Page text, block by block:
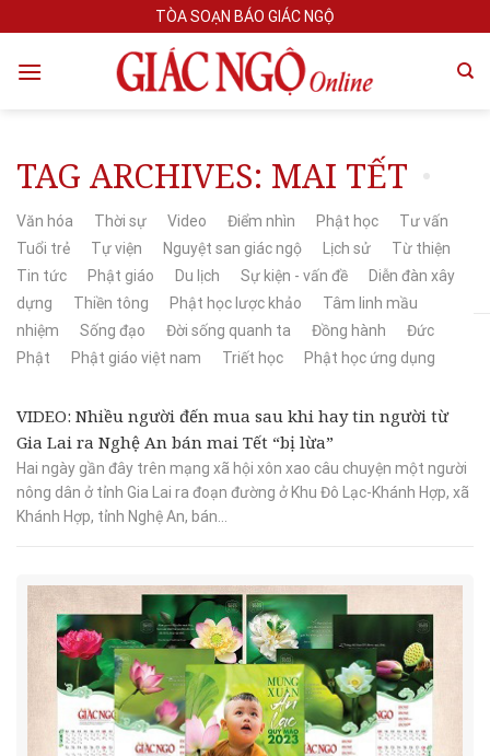
to
content
TÒA SOẠN BÁO GIÁC NGỘ
TAG ARCHIVES: MAI TẾT
Văn hóa Thời sự Video Điểm nhìn Phật học
Tư vấn
Tuổi trẻ
Tự viện Nguyệt san giác ngộ Lịch sử
Từ thiện
Tin tức
Phật giáo Du lịch Sự kiện - vấn đề
Diễn đàn xây
dựng
Thiền tông Phật học lược khảo
Tâm linh mầu
nhiệm
Sống đạo Đời sống quanh ta Đồng hành
Đức
Phật
Phật giáo việt nam Triết học Phật học ứng dụng
VIDEO: Nhiều người đến mua sau khi hay tin người từ
Gia Lai ra Nghệ An bán mai Tết “bị lừa”
Hai ngày gần đây trên mạng xã hội xôn xao câu chuyện một người
nông dân ở tỉnh Gia Lai ra đoạn đường ở Khu Đô Lạc-Khánh Hợp, xã
Khánh Hợp, tỉnh Nghệ An, bán...